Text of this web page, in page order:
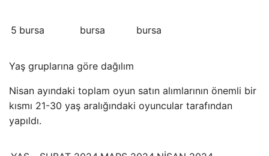
5 bursa bursa bursa
Yaş gruplarına göre dağılım
Nisan ayındaki toplam oyun satın alımlarının önemli bir
kısmı 21-30 yaş aralığındaki oyuncular tarafından
yapıldı.